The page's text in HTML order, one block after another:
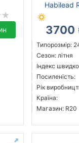
Habilead
3700
Типорозмір:
Сезон: літня
Індекс
Посиленість:
Рік
Країна:
Магазин: R20